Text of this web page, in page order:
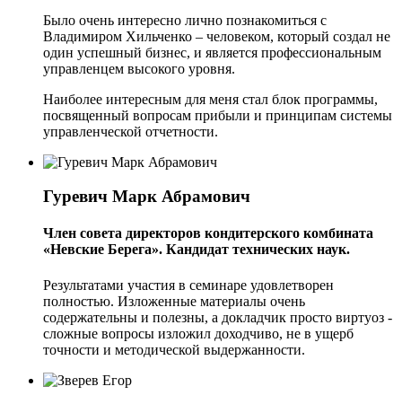
Было очень интересно лично познакомиться с
Владимиром Хильченко – человеком, который создал не
один успешный бизнес, и является профессиональным
управленцем высокого уровня.
Наиболее интересным для меня стал блок программы,
посвященный вопросам прибыли и принципам системы
управленческой отчетности.
Гуревич Марк Абрамович
Член совета директоров кондитерского комбината
«Невские Берега». Кандидат технических наук.
Результатами участия в семинаре удовлетворен
полностью. Изложенные материалы очень
содержательны и полезны, а докладчик просто виртуоз -
сложные вопросы изложил доходчиво, не в ущерб
точности и методической выдержанности.